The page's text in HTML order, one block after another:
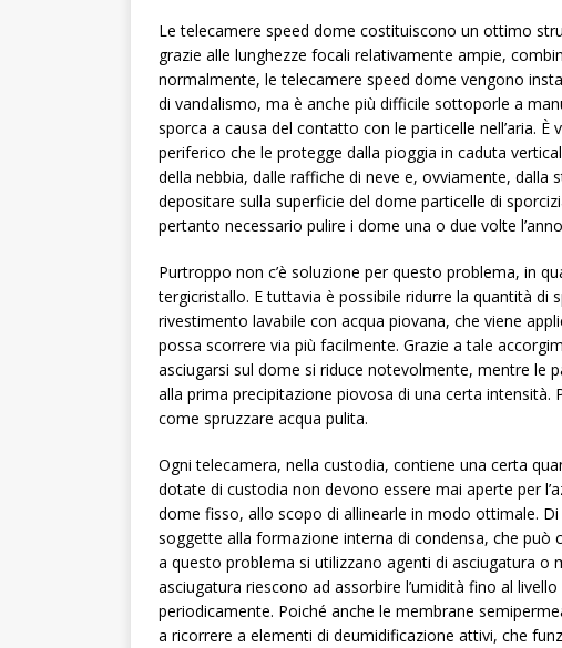
Le telecamere speed dome costituiscono un ottimo
grazie alle lunghezze focali relativamente ampie,
normalmente, le telecamere speed dome vengono
di vandalismo, ma è anche più difficile sottoporle a
sporca a causa del contatto con le particelle nell’aria.
periferico che le protegge dalla pioggia in caduta
della nebbia, dalle raffiche di neve e, ovviamente, dalla
depositare sulla superficie del dome particelle di
pertanto necessario pulire i dome una o due volte
Purtroppo non c’è soluzione per questo problema, in
tergicristallo. E tuttavia è possibile ridurre la quantità
rivestimento lavabile con acqua piovana, che viene
possa scorrere via più facilmente. Grazie a tale
asciugarsi sul dome si riduce notevolmente, mentre le
alla prima precipitazione piovosa di una certa
come spruzzare acqua pulita.
Ogni telecamera, nella custodia, contiene una certa
dotate di custodia non devono essere mai aperte per
dome fisso, allo scopo di allinearle in modo ottimale.
soggette alla formazione interna di condensa, che può
a questo problema si utilizzano agenti di asciugatura o
asciugatura riescono ad assorbire l’umidità fino al
periodicamente. Poiché anche le membrane
a ricorrere a elementi di deumidificazione attivi, che